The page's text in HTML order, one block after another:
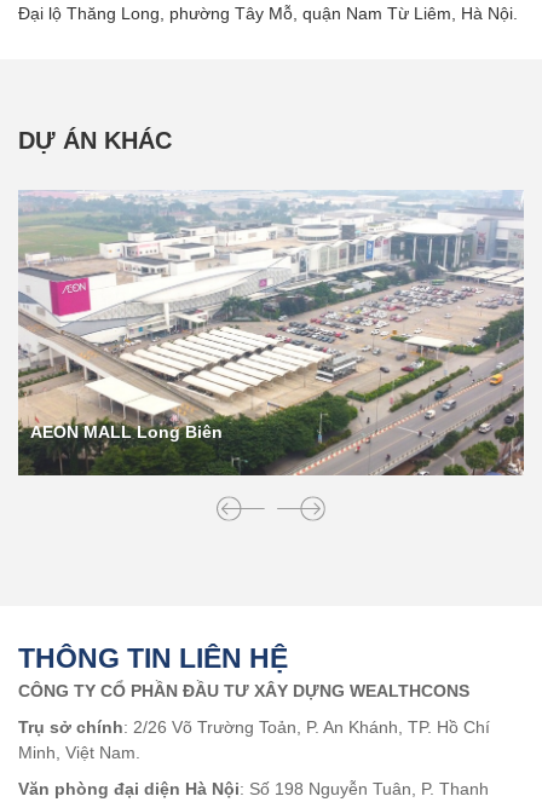
Đại lộ Thăng Long, phường Tây Mỗ, quận Nam Từ Liêm, Hà Nội.
DỰ ÁN KHÁC
AEON MALL Long Biên
THÔNG TIN LIÊN HỆ
CÔNG TY CỔ PHẦN ĐẦU TƯ XÂY DỰNG WEALTHCONS
Trụ sở chính: 2/26 Võ Trường Toản, P. An Khánh, TP. Hồ Chí
Minh, Việt Nam.
Văn phòng đại diện Hà Nội: Số 198 Nguyễn Tuân, P. Thanh